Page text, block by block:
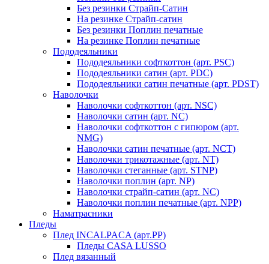
Без резинки Страйп-Сатин
На резинке Страйп-сатин
Без резинки Поплин печатные
На резинке Поплин печатные
Пододеяльники
Пододеяльники софткоттон (арт. PSC)
Пододеяльники сатин (арт. PDC)
Пододеяльники сатин печатные (арт. PDST)
Наволочки
Наволочки софткоттон (арт. NSC)
Наволочки сатин (арт. NC)
Наволочки софткоттон с гипюром (арт.
NMG)
Наволочки сатин печатные (арт. NCT)
Наволочки трикотажные (арт. NT)
Наволочки стеганные (арт. STNP)
Наволочки поплин (арт. NP)
Наволочки страйп-сатин (арт. NC)
Наволочки поплин печатные (арт. NPP)
Наматрасники
Пледы
Плед INCALPACA (арт.PP)
Пледы CASA LUSSO
Плед вязанный